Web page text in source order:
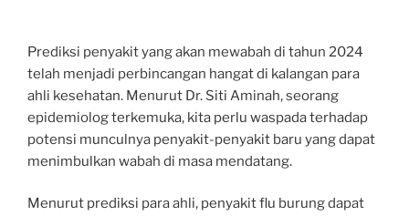
Prediksi penyakit yang akan mewabah di tahun 2024
telah menjadi perbincangan hangat di kalangan para
ahli kesehatan. Menurut Dr. Siti Aminah, seorang
epidemiolog terkemuka, kita perlu waspada terhadap
potensi munculnya penyakit-penyakit baru yang dapat
menimbulkan wabah di masa mendatang.
Menurut prediksi para ahli, penyakit flu burung dapat